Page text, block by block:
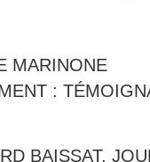
MARINONE
:
BAISSAT,